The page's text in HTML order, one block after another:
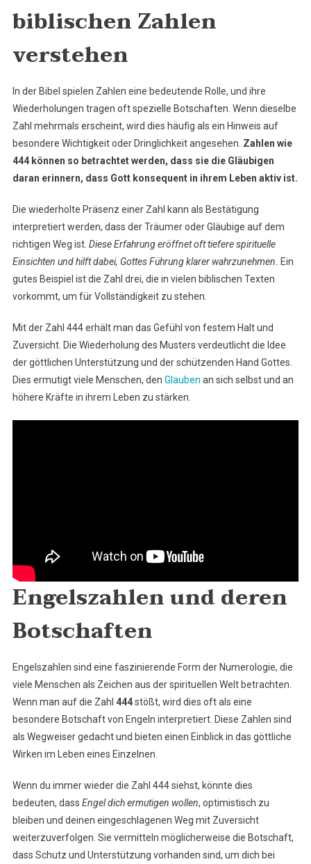
biblischen Zahlen
verstehen
In der Bibel spielen Zahlen eine bedeutende Rolle, und ihre
Wiederholungen tragen oft spezielle Botschaften. Wenn dieselbe
Zahl mehrmals erscheint, wird dies häufig als ein Hinweis auf
besondere Wichtigkeit oder Dringlichkeit angesehen. Zahlen wie
444 können so betrachtet werden, dass sie die Gläubigen
daran erinnern, dass Gott konsequent in ihrem Leben aktiv ist.
Die wiederholte Präsenz einer Zahl kann als Bestätigung
interpretiert werden, dass der Träumer oder Gläubige auf dem
richtigen Weg ist. Diese Erfahrung eröffnet oft tiefere spirituelle
Einsichten und hilft dabei, Gottes Führung klarer wahrzunehmen. Ein
gutes Beispiel ist die Zahl drei, die in vielen biblischen Texten
vorkommt, um für Vollständigkeit zu stehen.
Mit der Zahl 444 erhält man das Gefühl von festem Halt und
Zuversicht. Die Wiederholung des Musters verdeutlicht die Idee
der göttlichen Unterstützung und der schützenden Hand Gottes.
Dies ermutigt viele Menschen, den Glauben an sich selbst und an
höhere Kräfte in ihrem Leben zu stärken.
Engelszahlen und deren
Botschaften
Engelszahlen sind eine faszinierende Form der Numerologie, die
viele Menschen als Zeichen aus der spirituellen Welt betrachten.
Wenn man auf die Zahl 444stößt, wird dies oft als eine
besondere Botschaft von Engeln interpretiert. Diese Zahlen sind
als Wegweiser gedacht und bieten einen Einblick in das göttliche
Wirken im Leben eines Einzelnen.
Wenn du immer wieder die Zahl 444 siehst, könnte dies
bedeuten, dass Engel dich ermutigen wollen, optimistisch zu
bleiben und deinen eingeschlagenen Weg mit Zuversicht
weiterzuverfolgen. Sie vermitteln möglicherweise die Botschaft,
dass Schutz und Unterstützung vorhanden sind, um dich bei